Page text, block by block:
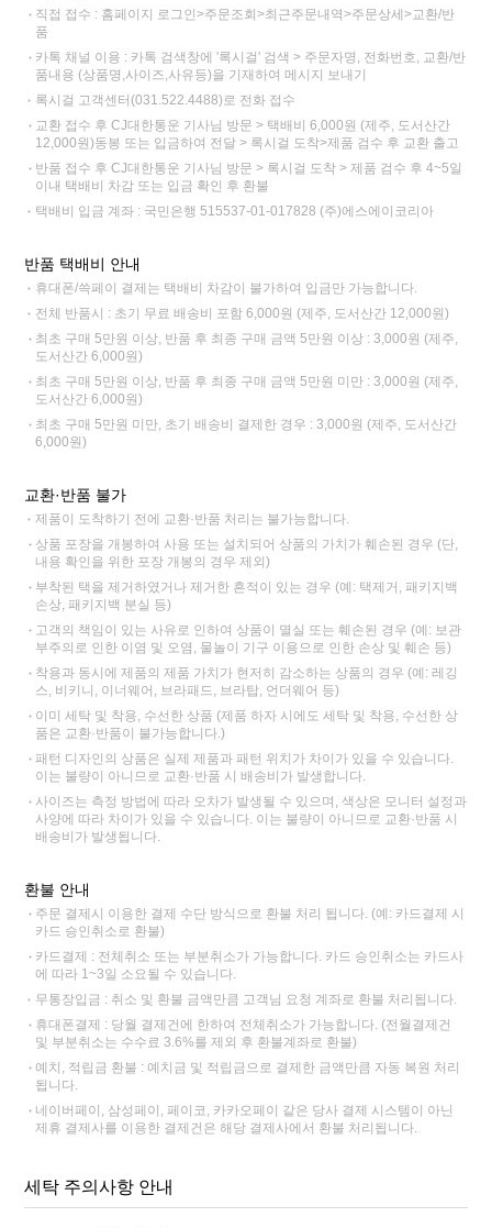
직접 접수 : 홈페이지 로그인>주문조회>최근주문내역>주문상세>교환/반
품
카톡 채널 이용 : 카톡 검색창에 '록시걸' 검색 > 주문자명, 전화번호, 교환/반
품내용 (상품명,사이즈,사유등)을 기재하여 메시지 보내기
록시걸 고객센터(031.522.4488)로 전화 접수
교환 접수 후 CJ대한통운 기사님 방문 > 택배비 6,000원 (제주, 도서산간
12,000원)동봉 또는 입금하여 전달 > 록시걸 도착>제품 검수 후 교환 출고
반품 접수 후 CJ대한통운 기사님 방문 > 록시걸 도착 > 제품 검수 후 4~5일
이내 택배비 차감 또는 입금 확인 후 환불
택배비 입금 계좌 : 국민은행 515537-01-017828 (주)에스에이코리아
반품 택배비 안내
휴대폰/쓱페이 결제는 택배비 차감이 불가하여 입금만 가능합니다.
전체 반품시 : 초기 무료 배송비 포함 6,000원 (제주, 도서산간 12,000원)
최초 구매 5만원 이상, 반품 후 최종 구매 금액 5만원 이상 : 3,000원 (제주,
도서산간 6,000원)
최초 구매 5만원 이상, 반품 후 최종 구매 금액 5만원 미만 : 3,000원 (제주,
도서산간 6,000원)
최초 구매 5만원 미만, 초기 배송비 결제한 경우 : 3,000원 (제주, 도서산간
6,000원)
교환·반품 불가
제품이 도착하기 전에 교환·반품 처리는 불가능합니다.
상품 포장을 개봉하여 사용 또는 설치되어 상품의 가치가 훼손된 경우 (단,
내용 확인을 위한 포장 개봉의 경우 제외)
부착된 택을 제거하였거나 제거한 흔적이 있는 경우 (예: 택제거, 패키지백
손상, 패키지백 분실 등)
고객의 책임이 있는 사유로 인하여 상품이 멸실 또는 훼손된 경우 (예: 보관
부주의로 인한 이염 및 오염, 물놀이 기구 이용으로 인한 손상 및 훼손 등)
착용과 동시에 제품의 제품 가치가 현저히 감소하는 상품의 경우 (예: 레깅
스, 비키니, 이너웨어, 브라패드, 브라탑, 언더웨어 등)
이미 세탁 및 착용, 수선한 상품 (제품 하자 시에도 세탁 및 착용, 수선한 상
품은 교환·반품이 불가능합니다.)
패턴 디자인의 상품은 실제 제품과 패턴 위치가 차이가 있을 수 있습니다.
이는 불량이 아니므로 교환·반품 시 배송비가 발생합니다.
사이즈는 측정 방법에 따라 오차가 발생될 수 있으며, 색상은 모니터 설정과
사양에 따라 차이가 있을 수 있습니다. 이는 불량이 아니므로 교환·반품 시
배송비가 발생됩니다.
환불 안내
주문 결제시 이용한 결제 수단 방식으로 환불 처리 됩니다. (예: 카드결제 시
카드 승인취소로 환불)
카드결제 : 전체취소 또는 부분취소가 가능합니다. 카드 승인취소는 카드사
에 따라 1~3일 소요될 수 있습니다.
무통장입금 : 취소 및 환불 금액만큼 고객님 요청 계좌로 환불 처리됩니다.
휴대폰결제 : 당월 결제건에 한하여 전체취소가 가능합니다. (전월결제건
및 부분취소는 수수료 3.6%를 제외 후 환불계좌로 환불)
예치, 적립금 환불 : 예치금 및 적립금으로 결제한 금액만큼 자동 복원 처리
됩니다.
네이버페이, 삼성페이, 페이코, 카카오페이 같은 당사 결제 시스템이 아닌
제휴 결제사를 이용한 결제건은 해당 결제사에서 환불 처리됩니다.
세탁 주의사항 안내